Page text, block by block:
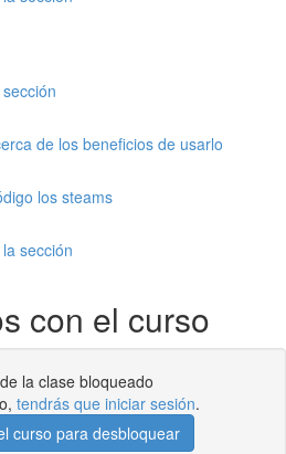
de los beneficios de usarlo
los steams
sección
con el curso
la clase bloqueado
tendrás que iniciar sesión.
curso para desbloquear